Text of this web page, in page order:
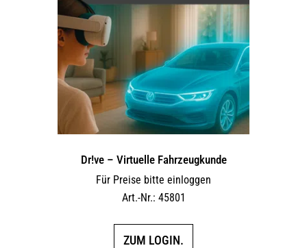
Dr!ve – Virtuelle Fahrzeugkunde
Für Preise bitte einloggen
Art.-Nr.: 45801
ZUM LOGIN.